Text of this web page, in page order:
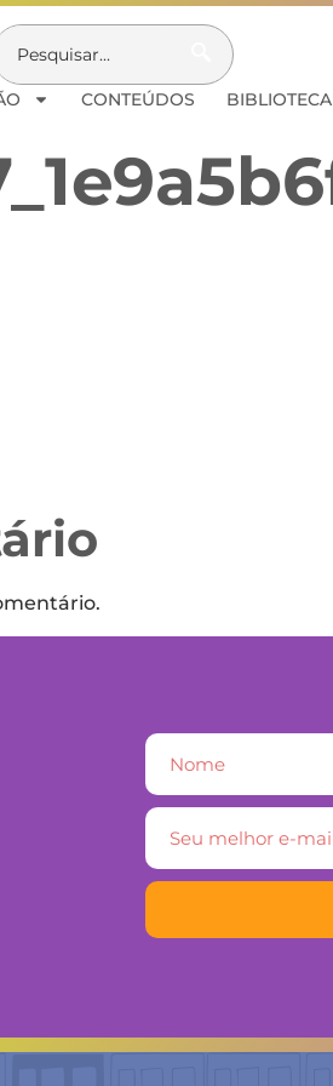
CONTEÚDOS BIBLIOTECA